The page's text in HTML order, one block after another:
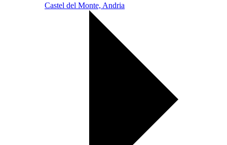
Castel del Monte, Andria